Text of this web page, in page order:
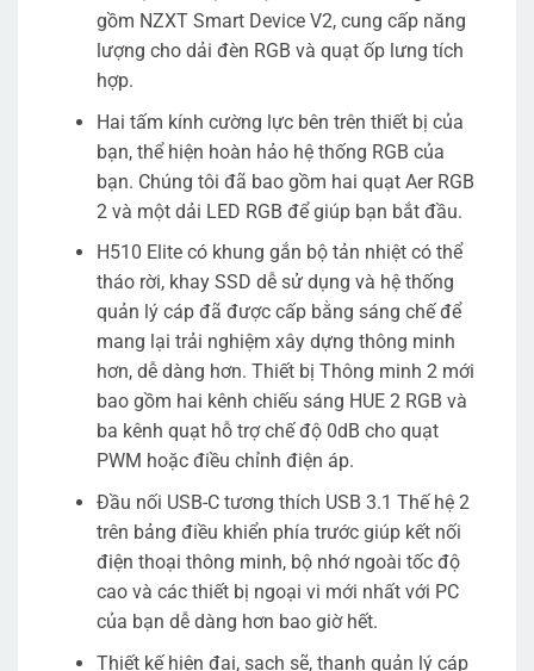
gồm NZXT Smart Device V2, cung cấp năng
lượng cho dải đèn RGB và quạt ốp lưng tích
hợp.
Hai tấm kính cường lực bên trên thiết bị của
bạn, thể hiện hoàn hảo hệ thống RGB của
bạn. Chúng tôi đã bao gồm hai quạt Aer RGB
2 và một dải LED RGB để giúp bạn bắt đầu.
H510 Elite có khung gắn bộ tản nhiệt có thể
tháo rời, khay SSD dễ sử dụng và hệ thống
quản lý cáp đã được cấp bằng sáng chế để
mang lại trải nghiệm xây dựng thông minh
hơn, dễ dàng hơn. Thiết bị Thông minh 2 mới
bao gồm hai kênh chiếu sáng HUE 2 RGB và
ba kênh quạt hỗ trợ chế độ 0dB cho quạt
PWM hoặc điều chỉnh điện áp.
Đầu nối USB-C tương thích USB 3.1 Thế hệ 2
trên bảng điều khiển phía trước giúp kết nối
điện thoại thông minh, bộ nhớ ngoài tốc độ
cao và các thiết bị ngoại vi mới nhất với PC
của bạn dễ dàng hơn bao giờ hết.
Thiết kế hiện đại, sạch sẽ, thanh quản lý cáp